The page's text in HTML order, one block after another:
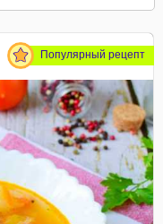
Популярный рецепт